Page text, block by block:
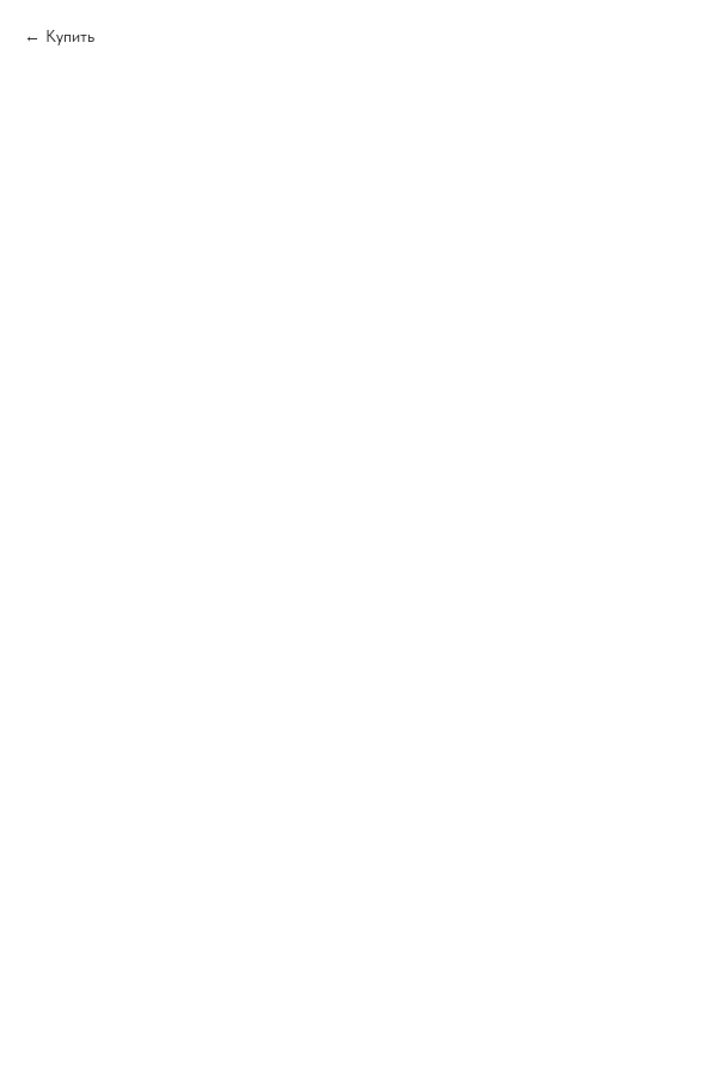
Купить